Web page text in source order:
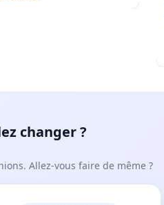
changer ?
Allez-vous faire de même ?